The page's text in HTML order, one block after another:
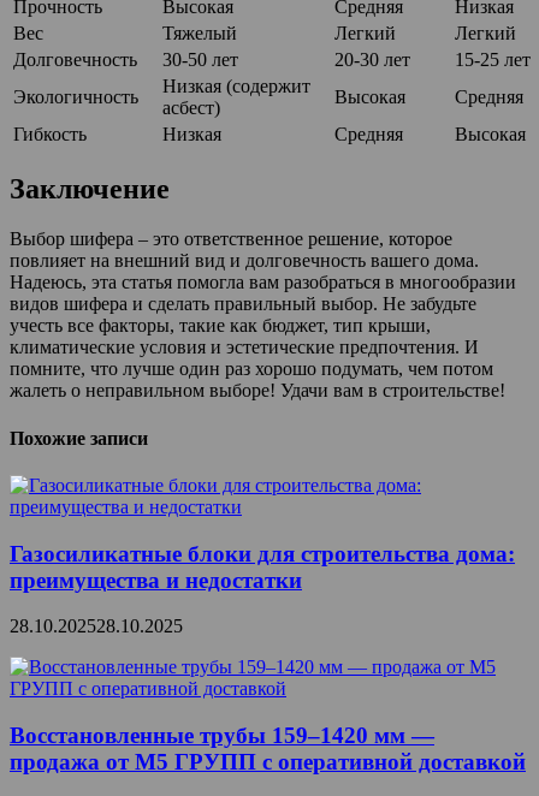
Прочность Высокая Средняя
Низкая
Вес
Тяжелый Легкий
Легкий
Долговечность
30-50 лет 20-30 лет
15-25 лет
Экологичность
Низкая (содержит
асбест)
Высокая
Средняя
Гибкость
Низкая Средняя Высокая
Заключение
Выбор шифера – это ответственное решение, которое
повлияет на внешний вид и долговечность вашего дома.
Надеюсь, эта статья помогла вам разобраться в многообразии
видов шифера и сделать правильный выбор. Не забудьте
учесть все факторы, такие как бюджет, тип крыши,
климатические условия и эстетические предпочтения. И
помните, что лучше один раз хорошо подумать, чем потом
жалеть о неправильном выборе! Удачи вам в строительстве!
Похожие записи
Газосиликатные блоки для строительства дома:
преимущества и недостатки
28.10.202528.10.2025
Восстановленные трубы 159–1420 мм —
продажа от М5 ГРУПП с оперативной доставкой